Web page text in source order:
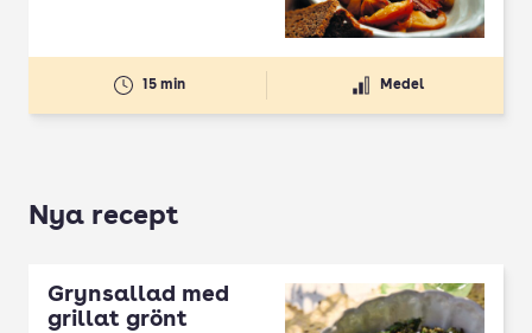
15 min Medel
Nya recept
Grynsallad med
grillat grönt